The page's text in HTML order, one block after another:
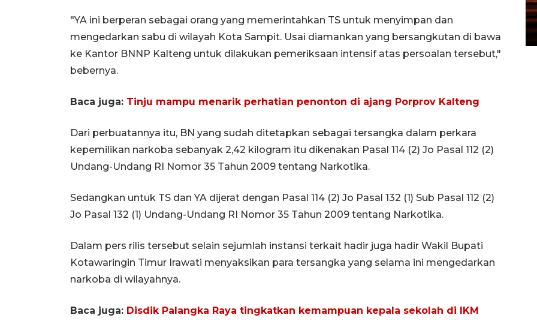
"YA ini berperan sebagai orang yang memerintahkan TS untuk menyimpan dan
mengedarkan sabu di wilayah Kota Sampit. Usai diamankan yang bersangkutan di bawa
ke Kantor BNNP Kalteng untuk dilakukan pemeriksaan intensif atas persoalan tersebut,"
bebernya.
Baca juga: Tinju mampu menarik perhatian penonton di ajang Porprov Kalteng
Dari perbuatannya itu, BN yang sudah ditetapkan sebagai tersangka dalam perkara
kepemilikan narkoba sebanyak 2,42 kilogram itu dikenakan Pasal 114 (2) Jo Pasal 112 (2)
Undang-Undang RI Nomor 35 Tahun 2009 tentang Narkotika.
Sedangkan untuk TS dan YA dijerat dengan Pasal 114 (2) Jo Pasal 132 (1) Sub Pasal 112 (2)
Jo Pasal 132 (1) Undang-Undang RI Nomor 35 Tahun 2009 tentang Narkotika.
Dalam pers rilis tersebut selain sejumlah instansi terkait hadir juga hadir Wakil Bupati
Kotawaringin Timur Irawati menyaksikan para tersangka yang selama ini mengedarkan
narkoba di wilayahnya.
Baca juga: Disdik Palangka Raya tingkatkan kemampuan kepala sekolah di IKM
Tengah